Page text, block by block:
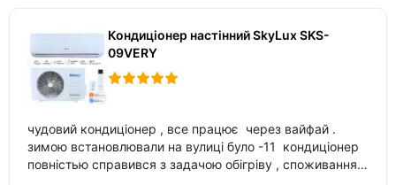
Кондиціонер настінний SkyLux SKS-
09VERY
чудовий кондиціонер , все працює через вайфай .
зимою встановлювали на вулиці було -11 кондиціонер
повністью справився з задачою обігріву , споживання